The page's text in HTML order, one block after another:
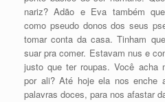
nariz? Adão e Eva também
como pseudo donos dos seus
tomar conta da casa. Tinham
suar pra comer. Estavam nus e
justo que ter roupas. Você acha
por ali? Até hoje ela nos enche
palavras doces, para nos afastar